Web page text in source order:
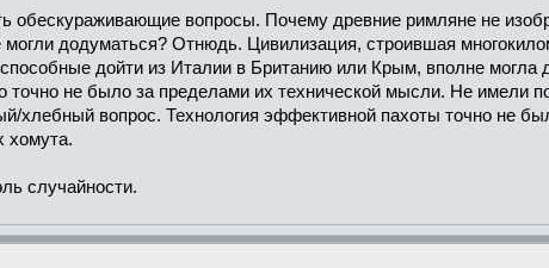
обескураживающие вопросы. Почему древние римляне не
додуматься? Отнюдь. Цивилизация, строившая
дойти из Италии в Британию или Крым, вполне могла
точно не было за пределами их технической мысли. Не имели
хлебный вопрос. Технология эффективной пахоты точно не
хомута.
случайности.